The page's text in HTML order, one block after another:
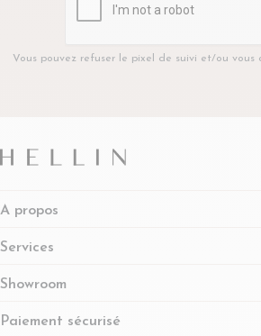
Vous pouvez refuser le pixel de suivi et/ou vous
A propos
Services
Showroom
Paiement sécurisé